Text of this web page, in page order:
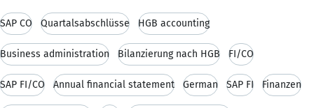
SAP CO Quartalsabschlüsse HGB accounting
Business administration Bilanzierung nach HGB FI/CO
SAP FI/CO Annual financial statement German SAP FI Finanzen